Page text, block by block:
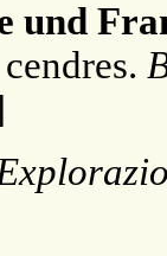
und